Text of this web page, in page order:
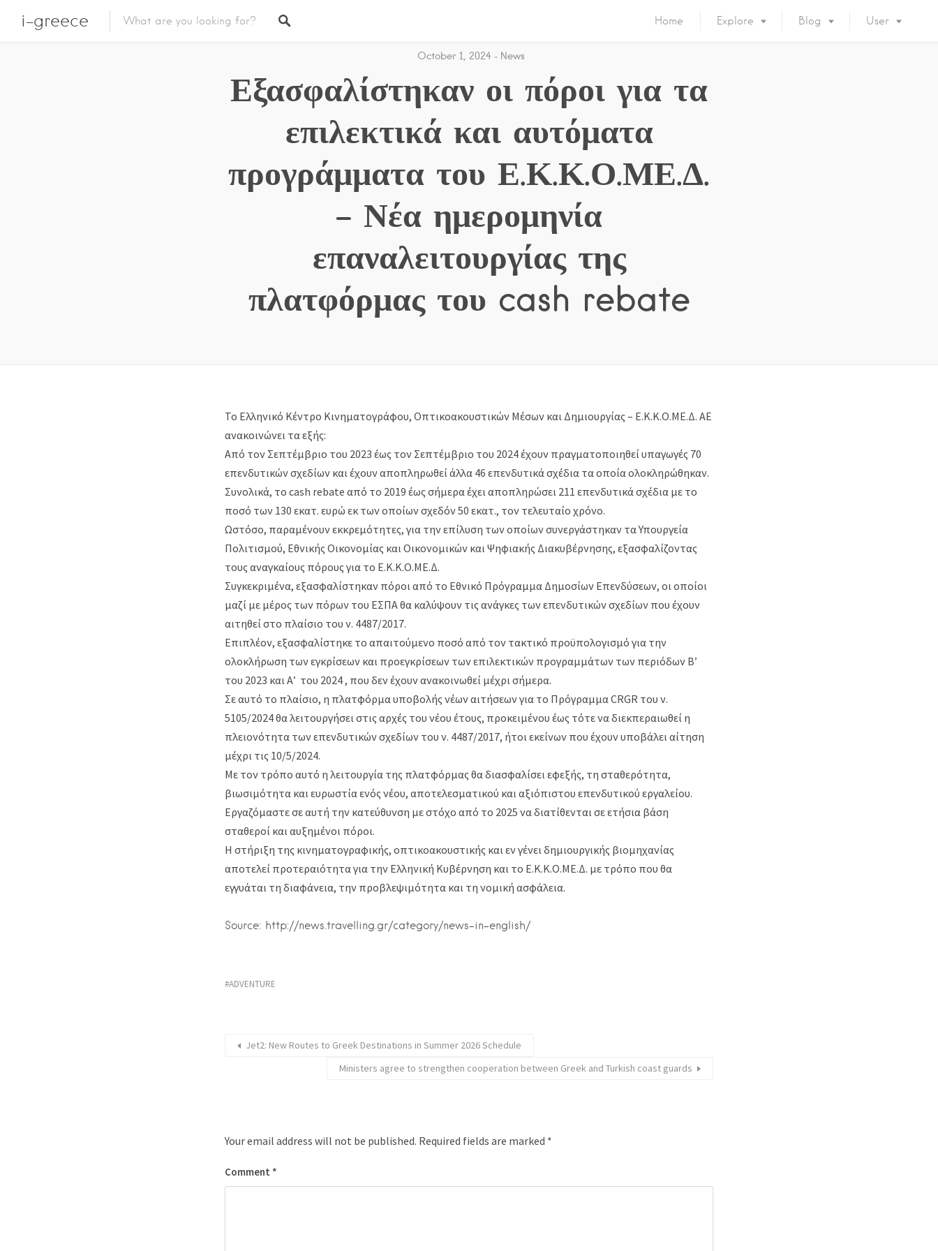
i-greece Home Explore Blog User
October 1, 2024 News
Εξασφαλίστηκαν οι πόροι για τα
επιλεκτικά και αυτόματα
προγράμματα του Ε.Κ.Κ.Ο.ΜΕ.Δ.
– Νέα ημερομηνία
επαναλειτουργίας της
πλατφόρμας του cash rebate
Το Ελληνικό Κέντρο Κινηματογράφου, Οπτικοακουστικών Μέσων και Δημιουργίας – Ε.Κ.Κ.Ο.ΜΕ.Δ. AE
ανακοινώνει τα εξής:
Από τον Σεπτέμβριο του 2023 έως τον Σεπτέμβριο του 2024 έχουν πραγματοποιηθεί υπαγωγές 70
επενδυτικών σχεδίων και έχουν αποπληρωθεί άλλα 46 επενδυτικά σχέδια τα οποία ολοκληρώθηκαν.
Συνολικά, το cash rebate από το 2019 έως σήμερα έχει αποπληρώσει 211 επενδυτικά σχέδια με το
ποσό των 130 εκατ. ευρώ εκ των οποίων σχεδόν 50 εκατ., τον τελευταίο χρόνο.
Ωστόσο, παραμένουν εκκρεμότητες, για την επίλυση των οποίων συνεργάστηκαν τα Υπουργεία
Πολιτισμού, Εθνικής Οικονομίας και Οικονομικών και Ψηφιακής Διακυβέρνησης, εξασφαλίζοντας
τους αναγκαίους πόρους για το Ε.Κ.Κ.Ο.ΜΕ.Δ.
Συγκεκριμένα, εξασφαλίστηκαν πόροι από το Εθνικό Πρόγραμμα Δημοσίων Επενδύσεων, οι οποίοι
μαζί με μέρος των πόρων του ΕΣΠΑ θα καλύψουν τις ανάγκες των επενδυτικών σχεδίων που έχουν
αιτηθεί στο πλαίσιο του ν. 4487/2017.
Επιπλέον, εξασφαλίστηκε το απαιτούμενο ποσό από τον τακτικό προϋπολογισμό για την
ολοκλήρωση των εγκρίσεων και προεγκρίσεων των επιλεκτικών προγραμμάτων των περιόδων Β’
του 2023 και Α’ του 2024 , που δεν έχουν ανακοινωθεί μέχρι σήμερα.
Σε αυτό το πλαίσιο, η πλατφόρμα υποβολής νέων αιτήσεων για το Πρόγραμμα CRGR του ν.
5105/2024 θα λειτουργήσει στις αρχές του νέου έτους, προκειμένου έως τότε να διεκπεραιωθεί η
πλειονότητα των επενδυτικών σχεδίων του ν. 4487/2017, ήτοι εκείνων που έχουν υποβάλει αίτηση
μέχρι τις 10/5/2024.
Με τον τρόπο αυτό η λειτουργία της πλατφόρμας θα διασφαλίσει εφεξής, τη σταθερότητα,
βιωσιμότητα και ευρωστία ενός νέου, αποτελεσματικού και αξιόπιστου επενδυτικού εργαλείου.
Εργαζόμαστε σε αυτή την κατεύθυνση με στόχο από το 2025 να διατίθενται σε ετήσια βάση
σταθεροί και αυξημένοι πόροι.
Η στήριξη της κινηματογραφικής, οπτικοακουστικής και εν γένει δημιουργικής βιομηχανίας
αποτελεί προτεραιότητα για την Ελληνική Κυβέρνηση και το Ε.Κ.Κ.Ο.ΜΕ.Δ. με τρόπο που θα
εγγυάται τη διαφάνεια, την προβλεψιμότητα και τη νομική ασφάλεια.
Source: http://news.travelling.gr/category/news-in-english/
ADVENTURE
Jet2: New Routes to Greek Destinations in Summer 2026 Schedule
Ministers agree to strengthen cooperation between Greek and Turkish coast guards
Your email address will not be published. Required fields are marked *
Comment *